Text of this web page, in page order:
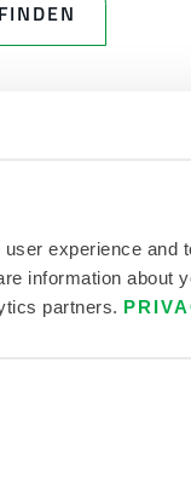
experience and
information about
partners.